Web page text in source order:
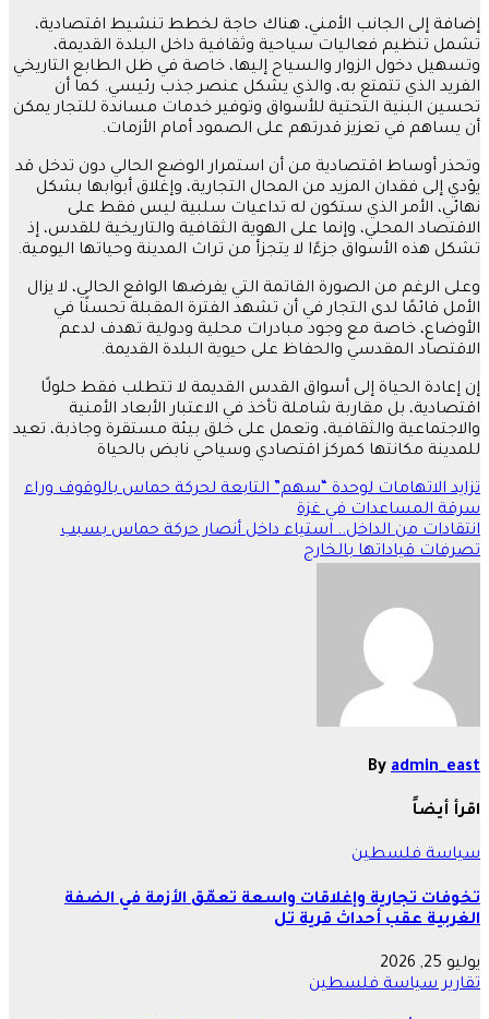
إضافة إلى الجانب الأمني، هناك حاجة لخطط تنشيط اقتصادية،
تشمل تنظيم فعاليات سياحية وثقافية داخل البلدة القديمة،
وتسهيل دخول الزوار والسياح إليها، خاصة في ظل الطابع التاريخي
الفريد الذي تتمتع به، والذي يشكل عنصر جذب رئيسي. كما أن
تحسين البنية التحتية للأسواق وتوفير خدمات مساندة للتجار يمكن
أن يساهم في تعزيز قدرتهم على الصمود أمام الأزمات.
وتحذر أوساط اقتصادية من أن استمرار الوضع الحالي دون تدخل قد
يؤدي إلى فقدان المزيد من المحال التجارية، وإغلاق أبوابها بشكل
نهائي، الأمر الذي ستكون له تداعيات سلبية ليس فقط على
الاقتصاد المحلي، وإنما على الهوية الثقافية والتاريخية للقدس، إذ
تشكل هذه الأسواق جزءًا لا يتجزأ من تراث المدينة وحياتها اليومية.
وعلى الرغم من الصورة القاتمة التي يفرضها الواقع الحالي، لا يزال
الأمل قائمًا لدى التجار في أن تشهد الفترة المقبلة تحسنًا في
الأوضاع، خاصة مع وجود مبادرات محلية ودولية تهدف لدعم
الاقتصاد المقدسي والحفاظ على حيوية البلدة القديمة.
إن إعادة الحياة إلى أسواق القدس القديمة لا تتطلب فقط حلولًا
اقتصادية، بل مقاربة شاملة تأخذ في الاعتبار الأبعاد الأمنية
والاجتماعية والثقافية، وتعمل على خلق بيئة مستقرة وجاذبة، تعيد
للمدينة مكانتها كمركز اقتصادي وسياحي نابض بالحياة
تصفّح
المقالات
تزايد الاتهامات لوحدة “سهم” التابعة لحركة حماس بالوقوف وراء
سرقة المساعدات في غزة
انتقادات من الداخل.. استياء داخل أنصار حركة حماس بسبب
تصرفات قياداتها بالخارج
By admin_east
اقرأ أيضاً
سياسةفلسطين
تخوفات تجارية وإغلاقات واسعة تعمّق الأزمة في الضفة
الغربية عقب أحداث قرية تل
يوليو 25, 2026
تقاريرسياسةفلسطين